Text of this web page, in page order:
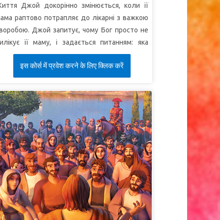
Його.
"Щоб Бога шукали вони, чи Його
відчують і не знайдуть, хоч Він недалеко від
з нас"(Дії 17:27).
Джой докорінно змінюється, коли її
раптово потрапляє до лікарні з важкою
Джой запитує, чому Бог просто не
її маму, і задається питанням: яка
від Біблії, коли відбувається щось
жахливе. Суперкнига переносить дітей
Риму під час Великої пожежі. Діти
з апостолом Павлом і
Юлією. Павло показує дітям, як
страждали за свою віру, але
силу й надію в Святому Письмі.
діти повертаються, у Джой з’являється
перспектива, що дає їй сміливість
любов’ю Христа зі своєю мамою.
1. Переможець у
इस कोर्स में प्रवेश करने के लिए क्लिक करें